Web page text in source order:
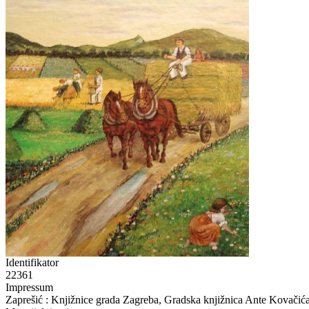
Identifikator
22361
Impressum
Zaprešić : Knjižnice grada Zagreba, Gradska knjižnica Ante